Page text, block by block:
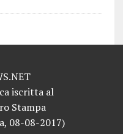
iscritta al
Stampa
08-08-2017)